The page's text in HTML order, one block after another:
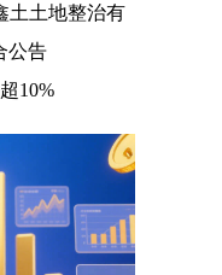
土土地整治有
公告
10%